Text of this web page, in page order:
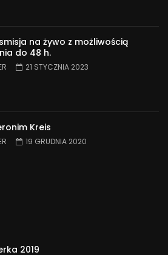
na żywo z możliwością
do 48 h.
21 STYCZNIA 2023
Kreis
19 GRUDNIA 2020
2019